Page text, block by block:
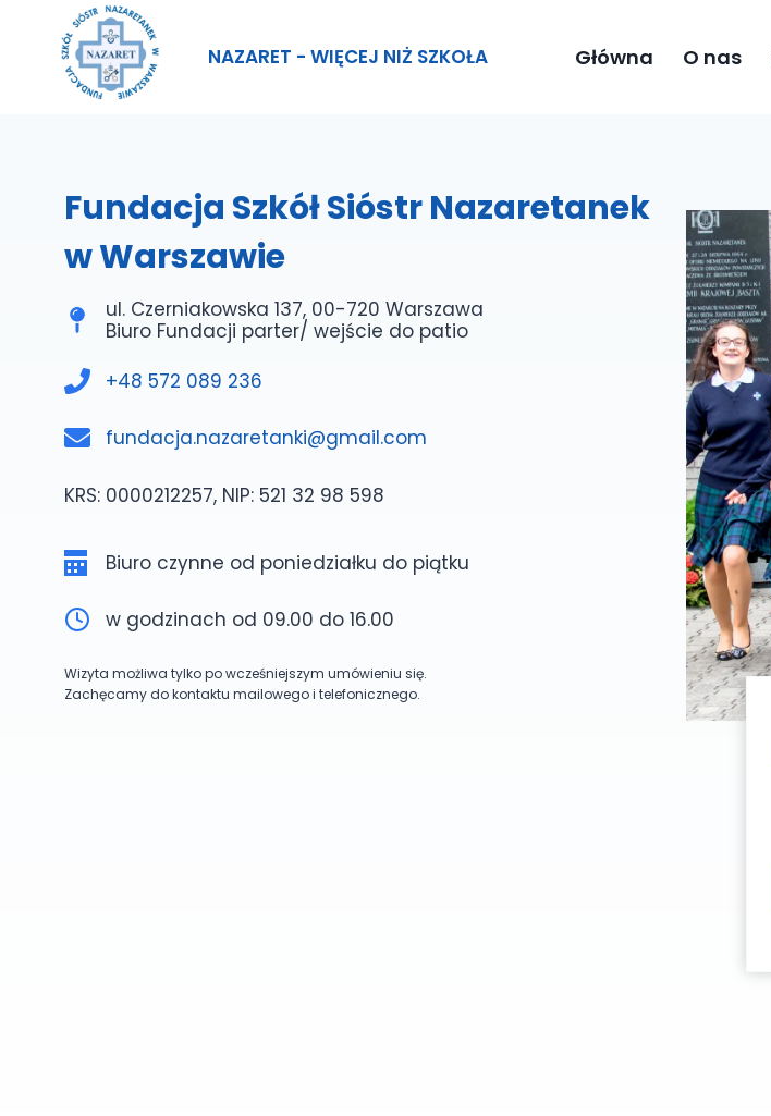
NAZARET - WIĘCEJ NIŻ SZKOŁA Główna O nas
Fundacja Szkół Sióstr Nazaretanek
w Warszawie
ul. Czerniakowska 137, 00-720 Warszawa
Biuro Fundacji parter/ wejście do patio
+48 572 089 236
fundacja.nazaretanki@gmail.com
KRS: 0000212257, NIP: 521 32 98 598
Biuro czynne od poniedziałku do piątku
w godzinach od 09.00 do 16.00
Wizyta możliwa tylko po wcześniejszym umówieniu się.
Zachęcamy do kontaktu mailowego i telefonicznego.